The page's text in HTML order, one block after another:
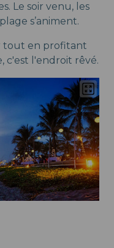
Le soir venu, les
s’animent.
tout en profitant
c'est l'endroit rêvé.